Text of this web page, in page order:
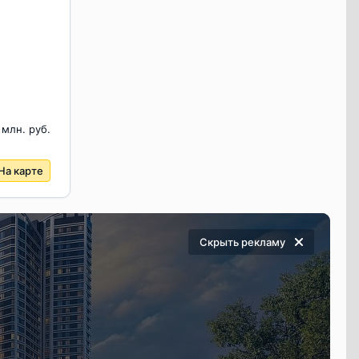
руб.
карте
Скрыть рекламу